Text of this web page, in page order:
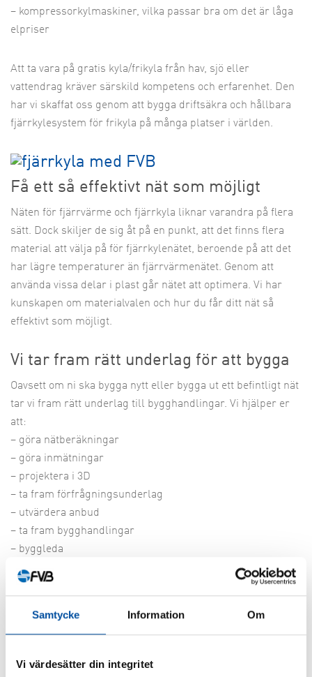
Samtycke Information Om
Vi värdesätter din integritet
– kompressorkylmaskiner, vilka passar bra om det är låga
elpriser
Att ta vara på gratis kyla/frikyla från hav, sjö eller
vattendrag kräver särskild kompetens och erfarenhet. Den
har vi skaffat oss genom att bygga driftsäkra och hållbara
fjärrkylesystem för frikyla på många platser i världen.
Få ett så effektivt nät som möjligt
Näten för fjärrvärme och fjärrkyla liknar varandra på flera
sätt. Dock skiljer de sig åt på en punkt, att det finns flera
material att välja på för fjärrkylenätet, beroende på att det
har lägre temperaturer än fjärrvärmenätet. Genom att
använda vissa delar i plast går nätet att optimera. Vi har
kunskapen om materialvalen och hur du får ditt nät så
effektivt som möjligt.
Vi tar fram rätt underlag för att bygga
Oavsett om ni ska bygga nytt eller bygga ut ett befintligt nät
tar vi fram rätt underlag till bygghandlingar. Vi hjälper er
att:
– göra nätberäkningar
– göra inmätningar
– projektera i 3D
– ta fram förfrågningsunderlag
– utvärdera anbud
– ta fram bygghandlingar
– byggleda
Rätt larmsystem ger snabbt
information om fukt
Eftersom det lätt kommer in fukt i den här typen av system
snabbt information om det uppstår problem. För att